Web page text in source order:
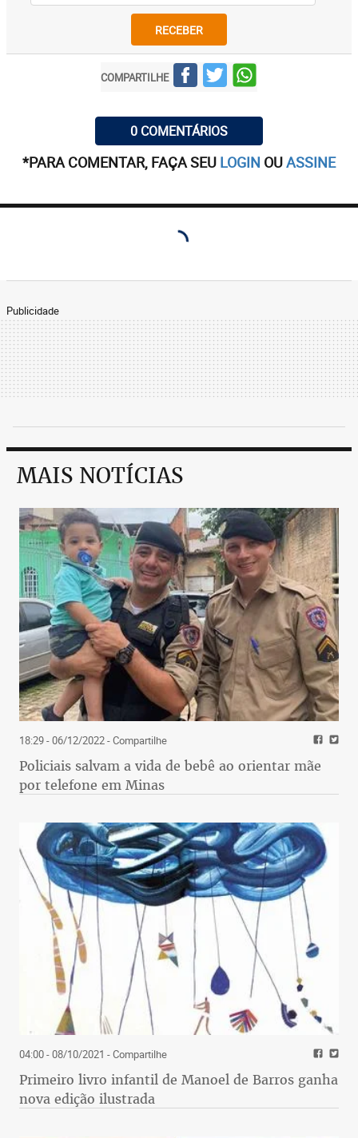
RECEBER
COMPARTILHE
0 COMENTÁRIOS
*PARA COMENTAR, FAÇA SEU LOGIN OUASSINE
Publicidade
MAIS NOTÍCIAS
18:29 - 06/12/2022- Compartilhe
Policiais salvam a vida de bebê ao orientar mãe
por telefone em Minas
04:00 - 08/10/2021 - Compartilhe
Primeiro livro infantil de Manoel de Barros ganha
nova edição ilustrada